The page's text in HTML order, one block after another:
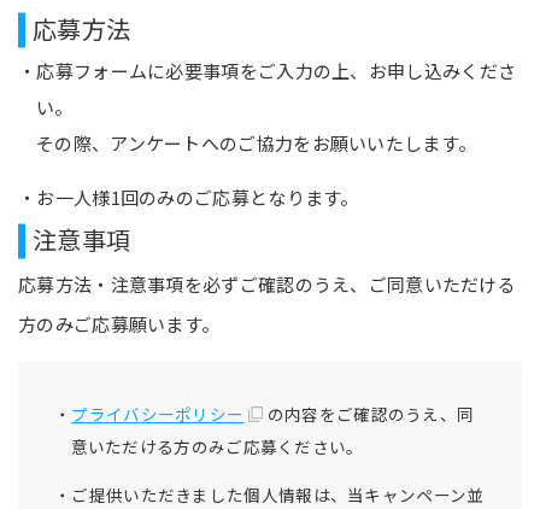
応募方法
応募フォームに必要事項をご入力の上、お申し込みくださ
い。
その際、アンケートへのご協力をお願いいたします。
お一人様1回のみのご応募となります。
注意事項
応募方法・注意事項を必ずご確認のうえ、ご同意いただける
方のみご応募願います。
プライバシーポリシー
の内容をご確認のうえ、同
意いただける方のみご応募ください。
ご提供いただきました個人情報は、当キャンペーン並